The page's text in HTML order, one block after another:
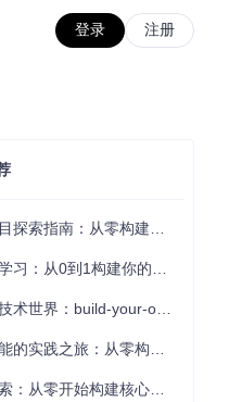
登录 注册
指南：从零构建技术能力体系
从0到1构建你的编程知识体系
build-your-own-x项目的实践探索指南
之旅：从零构建你的技术世界
零开始构建核心系统的实践指南